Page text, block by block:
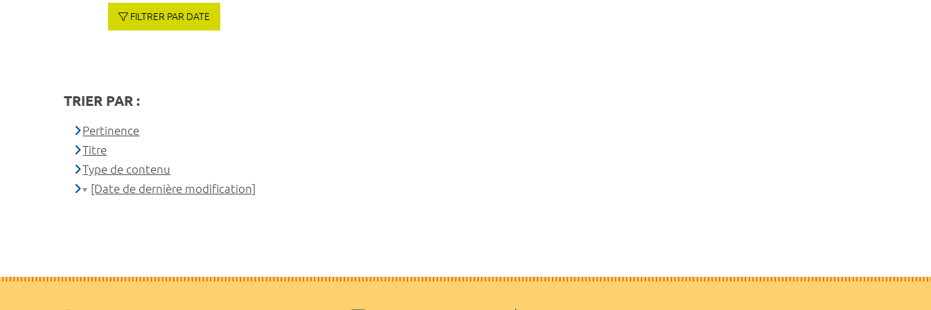
FILTRER PAR DATE
TRIER PAR :
Pertinence
Titre
Type de contenu
[Date de dernière modification]